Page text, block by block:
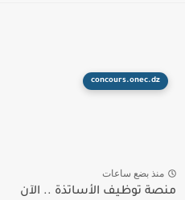
concours.onec.dz
منذ بضع ساعات
منصة توظيف الأساتذة .. الآن